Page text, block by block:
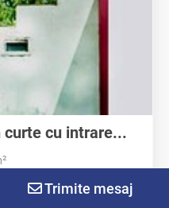
Trimite mesaj
cu intrare...